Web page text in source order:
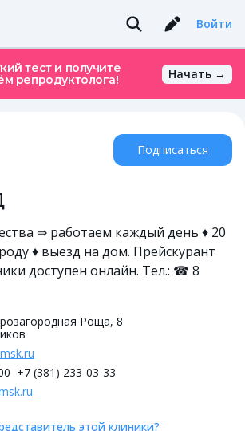
Войти
тест и получите
репродуктолога!
Начать →
⇒ работаем каждый день ♦ 20
♦ выезд на дом. Прейскурант
доступен онлайн. Тел.: ☎ 8
Роща, 8
+7 (381) 233-03-33
этой клиники?
Подписаться